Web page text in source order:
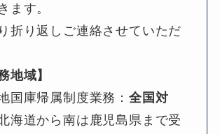
ます。
折り返しご連絡させていただ
地域】
国庫帰属制度業務：全国対
海道から南は鹿児島県まで受